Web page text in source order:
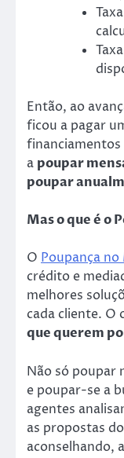
Então, ao
ficou a pagar
financiamentos
a poupar
poupar
Mas o que é o
O Poupança
crédito e
melhores
cada cliente. O
que querem
Não só poupar
e poupar-se a
agentes
as propostas
aconselhando,